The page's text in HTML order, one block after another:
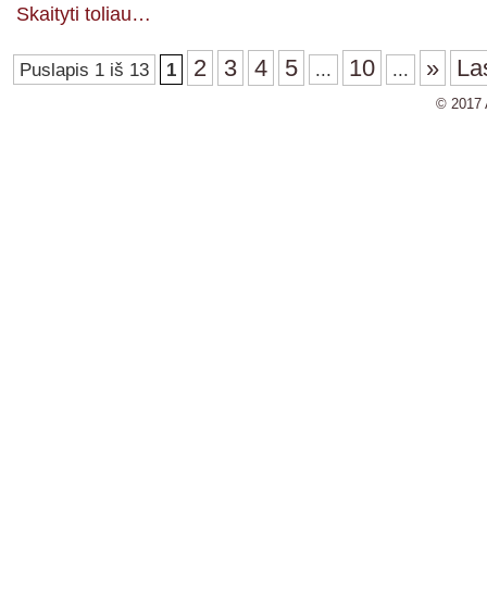
Skaityti toliau…
Puslapis 1 iš 13 1 2 3 4 5 ... 10 ... »
© 2017